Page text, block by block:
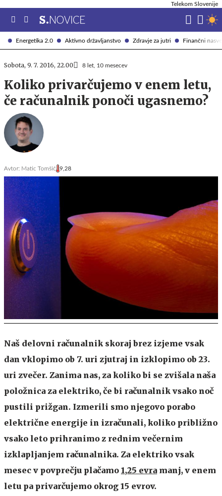
Energetika 2.0 Aktivno državljanstvo Zdravje za jutri Finančni
Telekom Slovenije
Sobota, 9. 7. 2016, 22.00 8 let, 10 mesecev
Koliko privarčujemo v enem letu,
če računalnik ponoči ugasnemo?
Avtor: Matic Tomšič 9,28
Naš delovni računalnik skoraj brez izjeme vsak
dan vklopimo ob 7. uri zjutraj in izklopimo ob 23.
uri zvečer. Zanima nas, za koliko bi se zvišala naša
položnica za elektriko, če bi računalnik vsako noč
pustili prižgan. Izmerili smo njegovo porabo
električne energije in izračunali, koliko približno
vsako leto prihranimo z rednim večernim
izklapljanjem računalnika. Za elektriko vsak
mesec v povprečju plačamo 1,25 evra manj, v enem
letu pa privarčujemo okrog 15 evrov.